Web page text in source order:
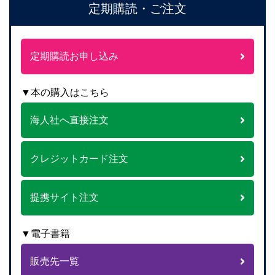
定期購読・ご注文
定期購読お申し込み
▼本の購入はこちら
海人社へ直接注文
クレジットカード注文
提携サイト注文
▼電子書籍
販売先一覧